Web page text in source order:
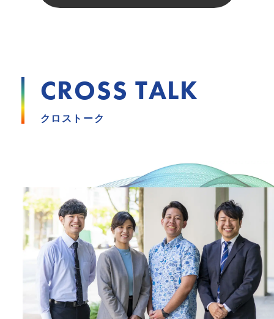
CROSS TALK
クロストーク